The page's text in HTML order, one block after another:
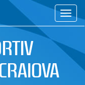
CS